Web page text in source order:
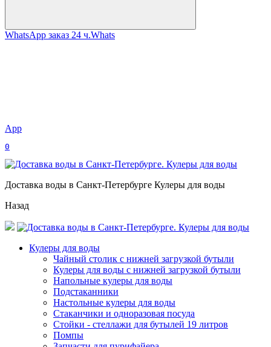
WhatsApp заказ 24 ч.Whats
App
0
Доставка воды в Санкт-Петербурге Кулеры для воды
Назад
Кулеры для воды
Чайный столик с нижней загрузкой бутыли
Кулеры для воды с нижней загрузкой бутыли
Напольные кулеры для воды
Подстаканники
Настольные кулеры для воды
Стаканчики и одноразовая посуда
Стойки - стеллажи для бутылей 19 литров
Помпы